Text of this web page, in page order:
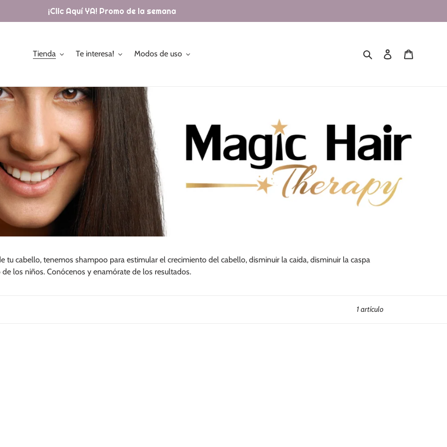
¡Clic Aquí YA! Promo de la semana
Tienda Te interesa! Modos de uso Buscar Ingresar
tu cabello, tenemos shampoo para estimular el crecimiento del cabello, disminuir la caida, disminuir la caspa
los niños. Conócenos y enamórate de los resultados.
1 artículo